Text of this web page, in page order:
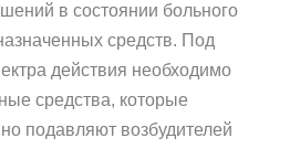
в состоянии больного
средств. Под
действия необходимо
средства, которые
подавляют возбудителей